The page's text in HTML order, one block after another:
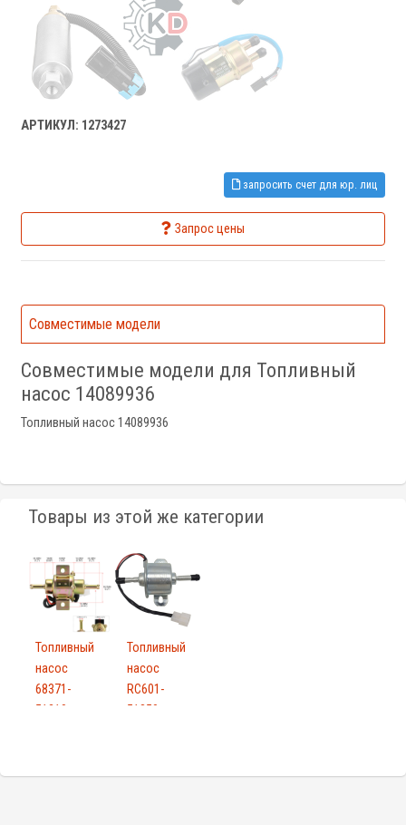
АРТИКУЛ: 1273427
запросить счет для юр. лиц
Запрос цены
Совместимые модели
Совместимые модели для Топливный
насос 14089936
Топливный насос 14089936
Товары из этой же категории
Топливный
насос
68371-
51210
Топливный
насос
RC601-
51350